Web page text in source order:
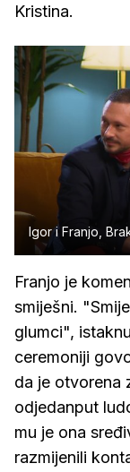
Kristina.
Igor i Franjo,
Franjo je
smiješni.
glumci",
ceremoniji
da je otvorena
odjedanput
mu je ona
razmijenili